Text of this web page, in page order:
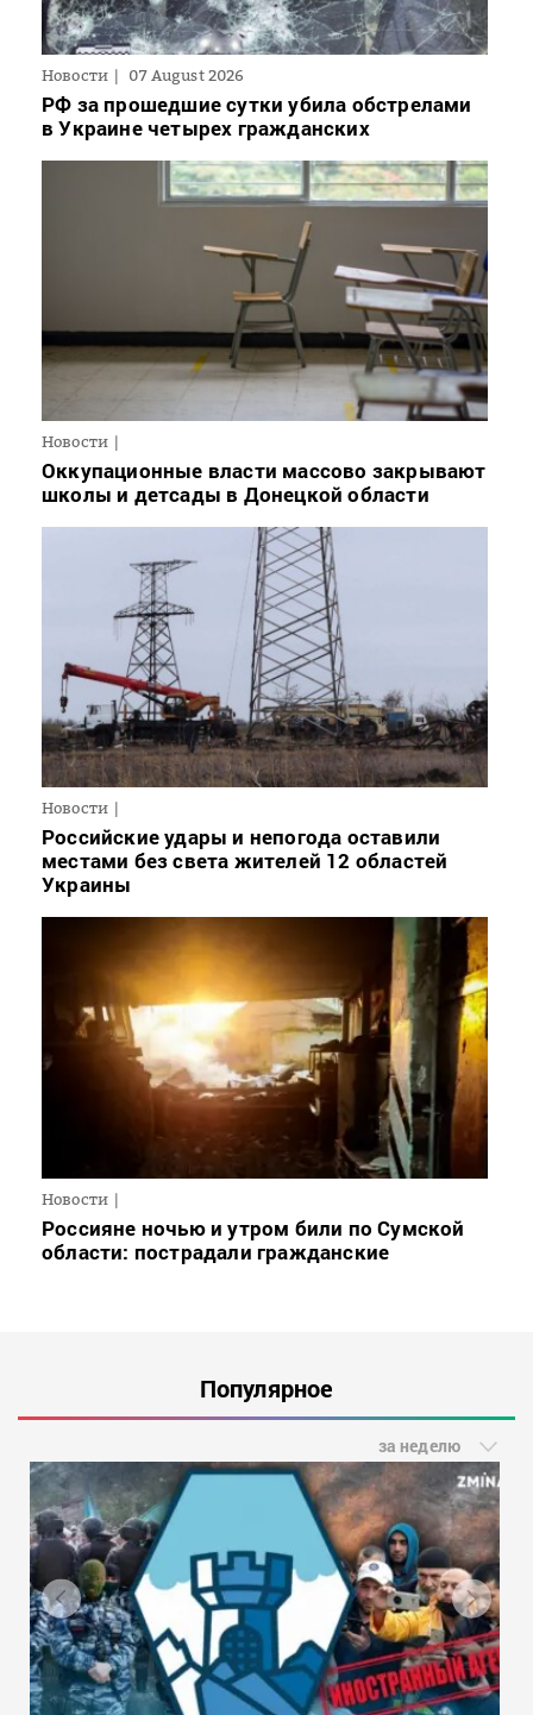
Новости 07 August 2026
РФ за прошедшие сутки убила обстрелами
в Украине четырех гражданских
Новости
Оккупационные власти массово закрывают
школы и детсады в Донецкой области
Новости
Российские удары и непогода оставили
местами без света жителей 12 областей
Украины
Новости
Россияне ночью и утром били по Сумской
области: пострадали гражданские
Популярное
за неделю